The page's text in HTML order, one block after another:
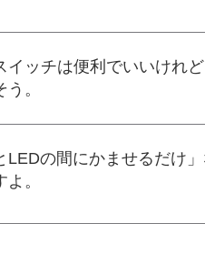
イッチは便利でいいけれ
。
LEDの間にかませるだけ
。